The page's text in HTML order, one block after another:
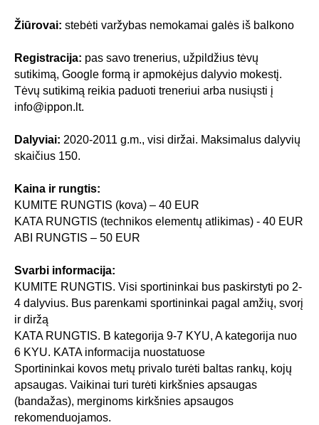
Žiūrovai: stebėti varžybas nemokamai galės iš balkono
Registracija: pas savo trenerius, užpildžius tėvų
sutikimą, Google formą ir apmokėjus dalyvio mokestį.
Tėvų sutikimą reikia paduoti treneriui arba nusiųsti į
info@ippon.lt.
Dalyviai: 2020-2011 g.m., visi diržai. Maksimalus dalyvių
skaičius 150.
Kaina ir rungtis:
KUMITE RUNGTIS (kova) – 40 EUR
KATA RUNGTIS (technikos elementų atlikimas) - 40 EUR
ABI RUNGTIS – 50 EUR
Svarbi informacija:
KUMITE RUNGTIS. Visi sportininkai bus paskirstyti po 2-
4 dalyvius. Bus parenkami sportininkai pagal amžių, svorį
ir diržą
KATA RUNGTIS. B kategorija 9-7 KYU, A kategorija nuo
6 KYU. KATA informacija nuostatuose
Sportininkai kovos metų privalo turėti baltas rankų, kojų
apsaugas. Vaikinai turi turėti kirkšnies apsaugas
(bandažas), merginoms kirkšnies apsaugos
rekomenduojamos.